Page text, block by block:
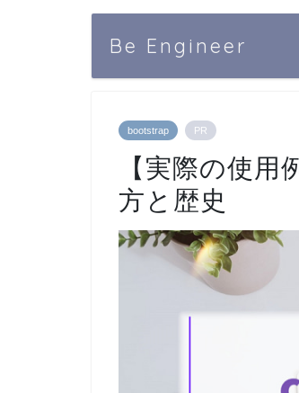
Be Engineer
bootstrap PR
【実際の使
方と歴史